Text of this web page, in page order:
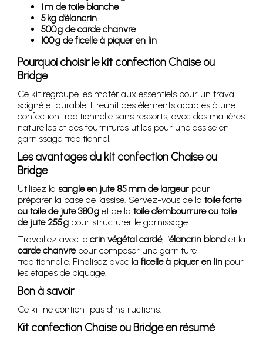
1 m de toile blanche
5 kg d’élancrin
500 g de carde chanvre
100 g de ficelle à piquer en lin
Pourquoi choisir le kit confection Chaise ou
Bridge
Ce kit regroupe les matériaux essentiels pour un travail
soigné et durable. Il réunit des éléments adaptés à une
confection traditionnelle sans ressorts, avec des matières
naturelles et des fournitures utiles pour une assise en
garnissage traditionnel.
Les avantages du kit confection Chaise ou
Bridge
Utilisez la sangle en jute 85 mm de largeurpour
préparer la base de l’assise. Servez-vous de la toile forte
ou toile de jute 380 g et de la toile d’embourrure ou toile
de jute 255 g pour structurer le garnissage.
Travaillez avec le crin végétal cardé, l’élancrin blond et la
carde chanvrepour composer une garniture
traditionnelle. Finalisez avec la ficelle à piquer en lin pour
les étapes de piquage.
Bon à savoir
Ce kit ne contient pas d’instructions.
Kit confection Chaise ou Bridge en résumé